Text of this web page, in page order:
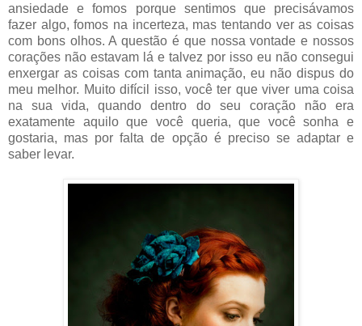
ansiedade e fomos porque sentimos que precisávamos
fazer algo, fomos na incerteza, mas tentando ver as coisas
com bons olhos. A questão é que nossa vontade e nossos
corações não estavam lá e talvez por isso eu não consegui
enxergar as coisas com tanta animação, eu não dispus do
meu melhor. Muito difícil isso, você ter que viver uma coisa
na sua vida, quando dentro do seu coração não era
exatamente aquilo que você queria, que você sonha e
gostaria, mas por falta de opção é preciso se adaptar e
saber levar.